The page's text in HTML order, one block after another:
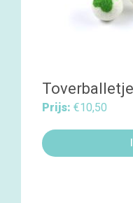
Prijs: €10,50